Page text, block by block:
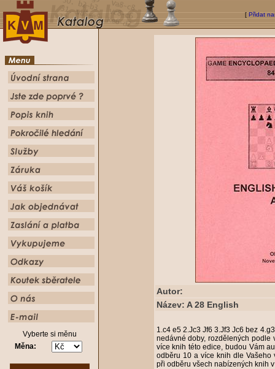
[ Přidat
Vyberte si měnu
Měna:
Autor:
Název: A 28 English
1.c4 e5 2.Jc3 Jf6 3.Jf3 Jc6 bez
nedávné doby, rozdělených podle
více knih této edice, budou Vám
odběru 10 a více knih dle
při odběru všech nabízených knih